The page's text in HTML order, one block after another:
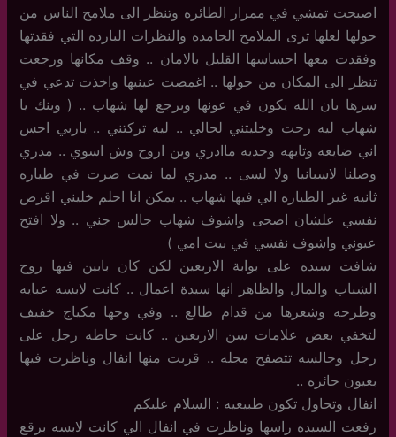
اصبحت تمشي في ممرار الطائره وتنظر الى ملامح الناس من
حولها لعلها ترى الملامح الجامده والنظرات البارده التي فقدتها
وفقدت معها احساسها القليل بالامان .. وقف مكانها ورجعت
تنظر الى المكان من حولها .. اغمضت عينيها واخذت تدعي في
سرها بان الله يكون في عونها ويرجع لها شهاب .. ( وينك يا
شهاب ليه رحت وخليتني لحالي .. ليه تركتني .. ياربي احس
اني ضايعه وتايهه وحديه ماادري وين اروح وش اسوي .. مدري
وصلنا لاسبانيا ولا لسى .. مدري لما نمت صرت في طياره
ثانيه غير الطياره الي فيها شهاب .. يمكن انا احلم خليني اقرص
نفسي علشان اصحى واشوف شهاب جالس جني .. ولا افتح
عيوني واشوف نفسي في بيت امي )
شافت سيده على بوابة الاربعين لكن كان بابين فيها روح
الشباب والمال والظاهر انها سيدة اعمال .. كانت لابسه عبايه
وطرحه وشعرها من قدام طالع .. وفي وجها مكياج خفيف
لتخفي بعض علامات سن الاربعين .. كانت حاطه رجل على
رجل وجالسه تتصفح مجله .. قربت منها انفال وناظرت فيها
بعيون حائره ..
انفال وتحاول تكون طبيعيه : السلام عليكم
رفعت السيده راسها وناظرت في انفال الي كانت لابسه برقع